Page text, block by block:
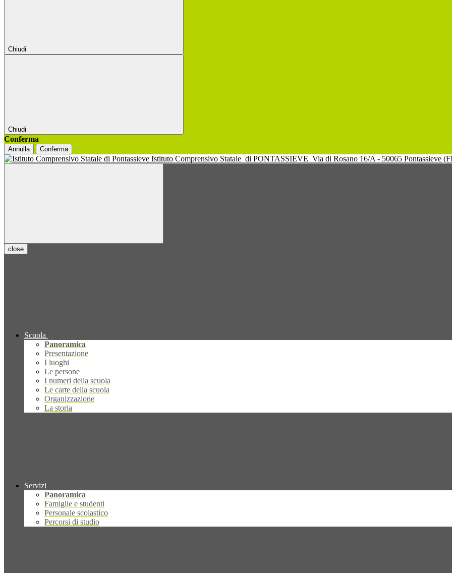
Chiudi
Chiudi
Conferma
Annulla Conferma
Istituto Comprensivo Statale di PONTASSIEVE Via di Rosano 16/A - 50065 Pontassieve
close
Scuola
Panoramica
Presentazione
I luoghi
Le persone
I numeri della scuola
Le carte della scuola
Organizzazione
La storia
Servizi
Panoramica
Famiglie e studenti
Personale scolastico
Percorsi di studio